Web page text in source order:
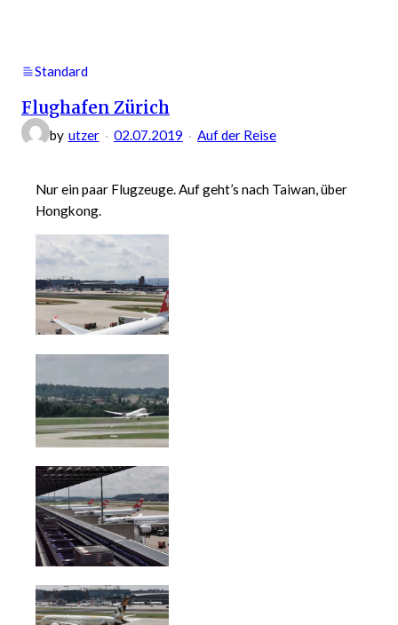
Standard
Flughafen Zürich
by utzer 02.07.2019 Auf der Reise
Nur ein paar Flugzeuge. Auf geht’s nach Taiwan, über
Hongkong.